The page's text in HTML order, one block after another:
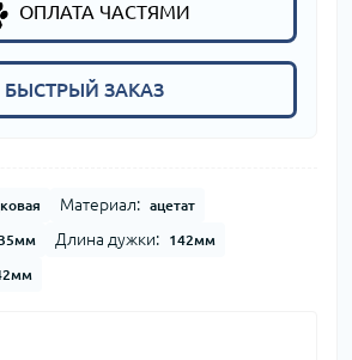
ОПЛАТА ЧАСТЯМИ
БЫСТРЫЙ ЗАКАЗ
Материал: ацетат
Длина дужки: 142мм